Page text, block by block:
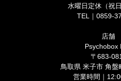
水曜日定休（祝
TEL｜0859-
店舗
Psychobox
〒683-
鳥取県 米子市 角
営業時間｜